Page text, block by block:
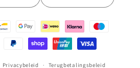
Privacybeleid Terugbetalingsbeleid